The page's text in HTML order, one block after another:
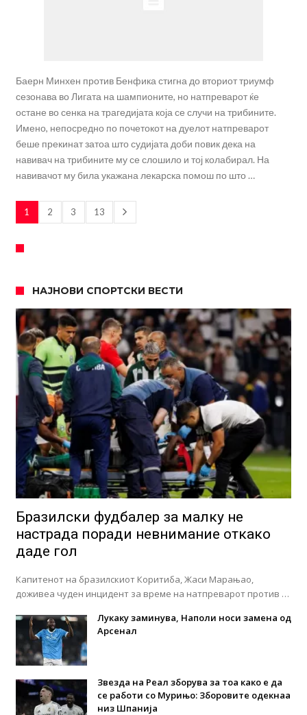
Баерн Минхен против Бенфика стигна до вториот триумф
сезонава во Лигата на шампионите, но натпреварот ќе
остане во сенка на трагедијата која се случи на трибините.
Имено, непосредно по почетокот на дуелот натпреварот
беше прекинат затоа што судијата доби повик дека на
навивач на трибините му се слошило и тој колабирал. На
навивачот му била укажана лекарска помош по што …
1 2 3 13
НАЈНОВИ СПОРТСКИ ВЕСТИ
Бразилски фудбалер за малку не
настрада поради невнимание откако
даде гол
Капитенот на бразилскиот Коритиба, Жаси Марањао,
доживеа чуден инцидент за време на натпреварот против …
Лукаку заминува, Наполи носи замена од
Арсенал
Звезда на Реал зборува за тоа како е да
се работи со Мурињо: Зборовите одекнаа
низ Шпанија